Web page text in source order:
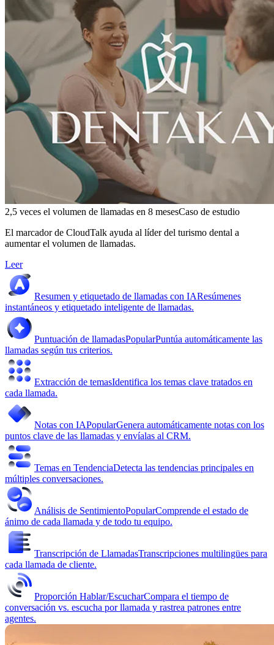
2,5 veces el volumen de llamadas en 8 mesesCaso de estudio
El marcador de CloudTalk ayuda al líder del turismo dental a
aumentar el volumen de llamadas.
Leer
Resumen y etiquetado de llamadas con IAResúmenes
instantáneos y etiquetado inteligente de llamadas.
Puntuación de llamadasPopularPuntúa automáticamente las
llamadas según tus criterios.
Extracción de temasIdentifica los temas clave tratados en
cada llamada.
Notas con IAPopularGenera automáticamente notas con los
puntos clave de las llamadas y envíalas al CRM.
Temas en TendenciaDetecta las tendencias principales en
múltiples conversaciones.
Análisis de SentimientoPopularComprende el estado de
ánimo de cada llamada y de todo tu equipo.
Transcripción de LlamadasTranscripciones multilingües para
cada llamada de cliente.
Proporción Hablar/EscucharCompara el tiempo de
conversación vs. escucha por llamada y rastrea patrones entre
agentes.